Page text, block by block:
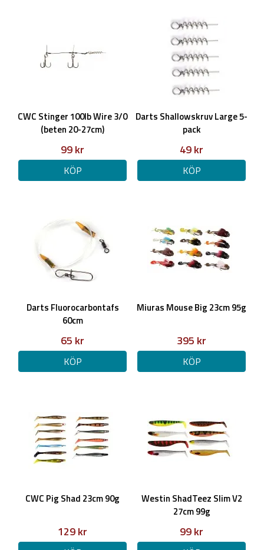
CWC Stinger 100lb Wire 3/0
(beten 20-27cm)
99 kr
KÖP
Darts Shallowskruv Large 5-
pack
49 kr
KÖP
Darts Fluorocarbontafs
60cm
65 kr
KÖP
Miuras Mouse Big 23cm 95g
395 kr
KÖP
CWC Pig Shad 23cm 90g
129 kr
Westin ShadTeez Slim V2
27cm 99g
99 kr